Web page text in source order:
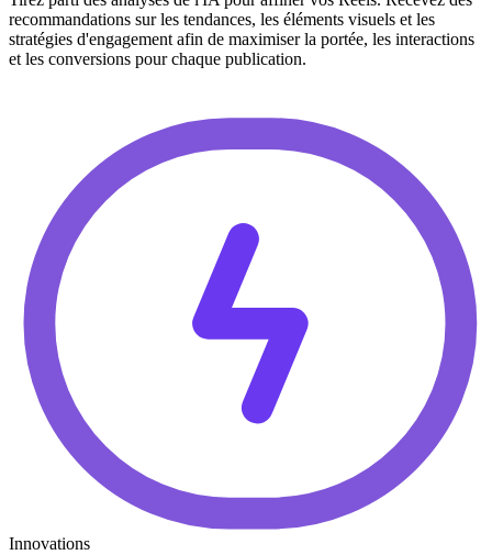
recommandations sur les tendances, les éléments visuels et les
stratégies d'engagement afin de maximiser la portée, les interactions
et les conversions pour chaque publication.
Innovations